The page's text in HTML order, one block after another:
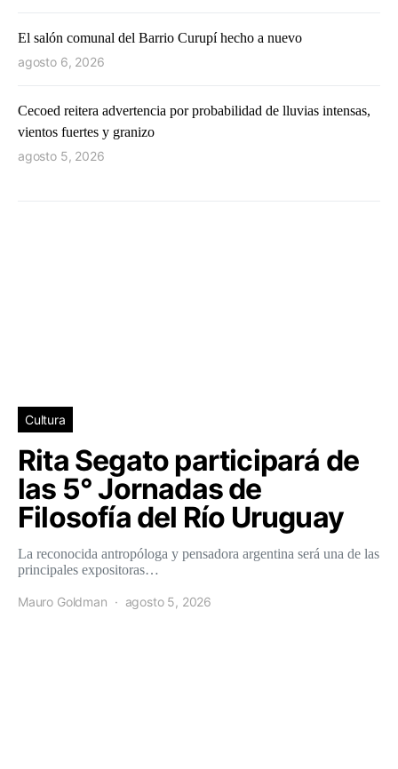
El salón comunal del Barrio Curupí hecho a nuevo
agosto 6, 2026
Cecoed reitera advertencia por probabilidad de lluvias intensas,
vientos fuertes y granizo
agosto 5, 2026
Cultura
Rita Segato participará de
las 5° Jornadas de
Filosofía del Río Uruguay
La reconocida antropóloga y pensadora argentina será una de las
principales expositoras…
Mauro Goldman agosto 5, 2026